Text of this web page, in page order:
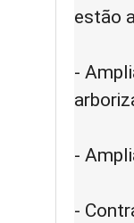
estão
-
-
-